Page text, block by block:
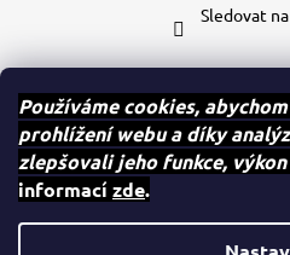
Používáme cookies,
prohlížení webu a díky
zlepšovali jeho funkce,
informací zde.
Sledovat
Kontakt
eshop@case-mates.cz
+420 604 280 091
Case.mates
case.mates